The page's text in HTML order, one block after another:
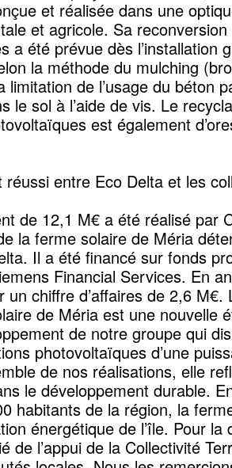
et réalisée dans une
et agricole. Sa
a été prévue dès l’installation
la méthode du mulching
limitation de l’usage du béton
le sol à l’aide de vis. Le
est également
réussi entre Eco Delta et les
de 12,1 M€ a été réalisé par
la ferme solaire de Méria
Il a été financé sur fonds
Financial Services. En
un chiffre d’affaires de 2,6
de Méria est une nouvelle
de notre groupe qui
photovoltaïques d’une
de nos réalisations, elle
le développement durable.
habitants de la région, la
énergétique de l’île. Pour la
de l’appui de la Collectivité